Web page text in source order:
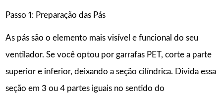
Passo 1: Preparação das Pás
As pás são o elemento mais visível e funcional do seu
ventilador. Se você optou por garrafas PET, corte a parte
superior e inferior, deixando a seção cilíndrica. Divida essa
seção em 3 ou 4 partes iguais no sentido do